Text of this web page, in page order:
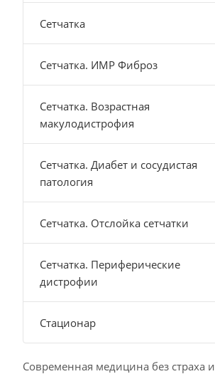
Сетчатка
Сетчатка. ИМР Фиброз
Сетчатка. Возрастная
макулодистрофия
Сетчатка. Диабет и сосудистая
патология
Сетчатка. Отслойка сетчатки
Сетчатка. Периферические
дистрофии
Стационар
Современная медицина без страха и